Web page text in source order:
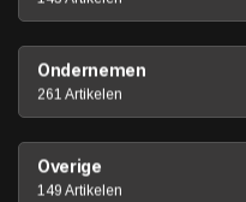
Ondernemen
261 Artikelen
Overige
149 Artikelen